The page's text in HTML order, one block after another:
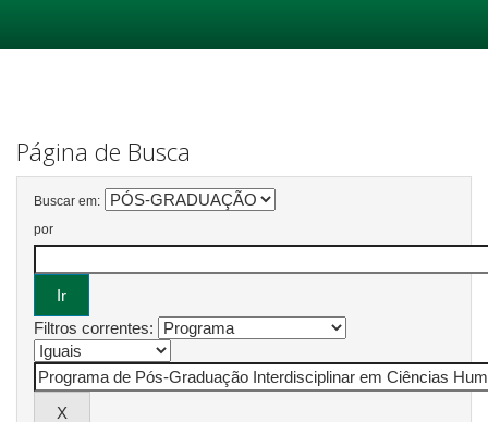
Página de Busca
Buscar em:
por
Filtros correntes: